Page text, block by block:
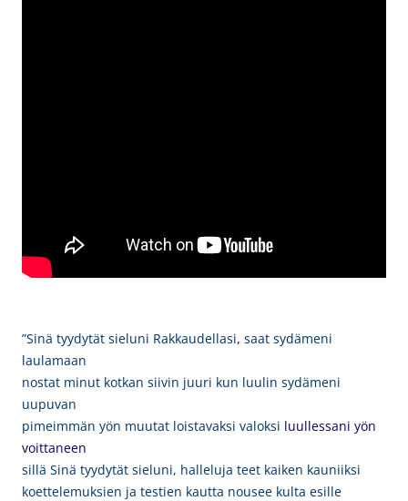
”Sinä tyydytät sieluni Rakkaudellasi, saat sydämeni
laulamaan
nostat minut kotkan siivin juuri kun luulin sydämeni
uupuvan
pimeimmän yön muutat loistavaksi valoksi luullessani yön
voittaneen
sillä Sinä tyydytät sieluni, halleluja teet kaiken kauniiksi
koettelemuksien ja testien kautta nousee kulta esille